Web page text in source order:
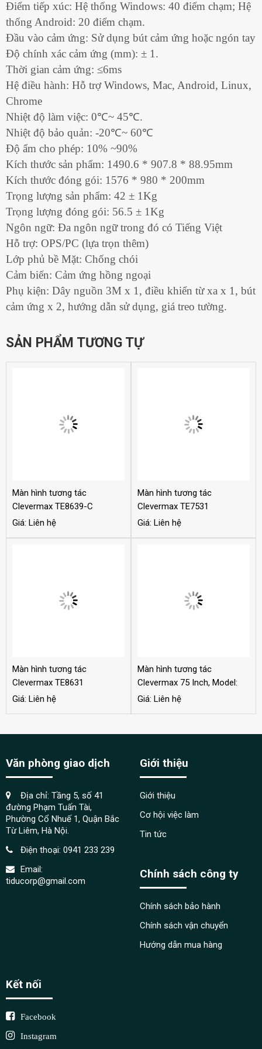
Điểm tiếp xúc: Hệ thống Windows: 40 điểm chạm; Hệ
thống Android: 20 điểm chạm.
Đầu vào cảm ứng: Sử dụng bút cảm ứng hoặc ngón tay
Độ chính xác cảm ứng (mm): ± 1.
Thời gian cảm ứng: ≤6ms
Hệ điều hành: Hỗ trợ Windows, Mac, Android, Linux,
Chrome
Nhiệt độ làm việc: 0℃~ 45℃.
Nhiệt độ bảo quản: -20℃~ 60℃
Độ ẩm cho phép: 10% ~90%
Kích thước sản phẩm: 1490.6 * 907.8 * 88.95mm
Kích thước đóng gói: 1576 * 980 * 200mm
Trọng lượng sản phẩm: 42 ± 1Kg
Trọng lượng đóng gói: 56.5 ± 1Kg
Ngôn ngữ: Đa ngôn ngữ trong đó có Tiếng Việt
Hỗ trợ: OPS/PC (lựa trọn thêm)
Lớp phủ bề Mặt: Chống chói
Cảm biến: Cảm ứng hồng ngoại
Phụ kiện: Dây nguồn 3M x 1, điều khiển từ xa x 1, bút
cảm ứng x 2, hướng dẫn sử dụng, giá treo tường.
SẢN PHẨM TƯƠNG TỰ
Màn hình tương tác
Clevermax TE8639-C
Giá: Liên hệ
Màn hình tương tác
Clevermax TE7531
Giá: Liên hệ
Màn hình tương tác
Clevermax TE8631
Giá: Liên hệ
Màn hình tương tác
Clevermax 75 Inch, Model:
TE75H
Giá: Liên hệ
Văn phòng giao dịch
Địa chỉ: Tầng 5, số 41
đường Phạm Tuấn Tài,
Phường Cổ Nhuế 1, Quận Bắc
Từ Liêm, Hà Nội.
Điện thoại: 0941 233 239
Email:
tiducorp@gmail.com
Giới thiệu
Giới thiệu
Cơ hội việc làm
Tin tức
Chính sách công ty
Chính sách bảo hành
Chính sách vận chuyển
Hướng dẫn mua hàng
Kết nối
Facebook
Instagram